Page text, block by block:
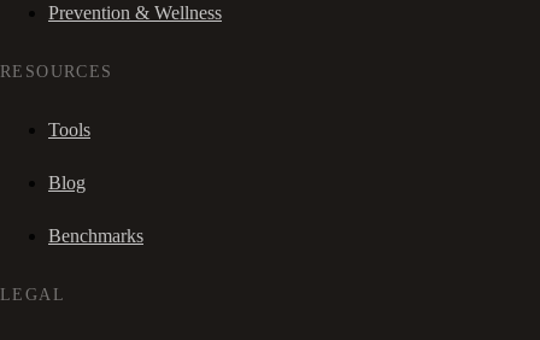
Prevention & Wellness
RESOURCES
Tools
Blog
Benchmarks
LEGAL